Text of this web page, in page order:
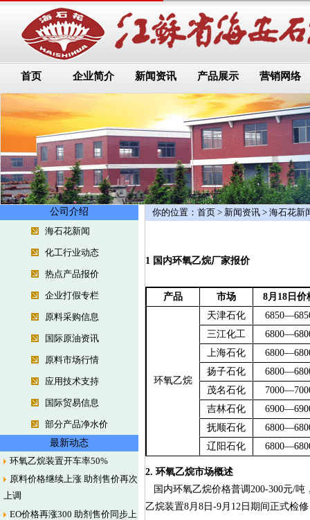
首页 企业简介 新闻资讯 产品展示 营销网络
公司介绍
海石花新闻
化工行业动态
热点产品报价
企业打假专栏
原料采购信息
国际原油资讯
原料市场行情
应用技术支持
国际贸易信息
部分产品净水价
最新动态
环氧乙烷装置开车率50%
原料价格继续上涨 助剂售价再次
上调
EO价格再涨300 助剂售价同步上
你的位置： 首页 > 新闻资讯 > 海石花新
1 国内环氧乙烷厂家报价
产品 市场 8月18日价
环氧乙烷
天津石化
三江化工
上海石化
扬子石化
茂名石化
吉林石化
抚顺石化
辽阳石化
2. 环氧乙烷市场概述
国内环氧乙烷价格普调200-300元/吨
乙烷装置8月8日-9月12日期间正式检